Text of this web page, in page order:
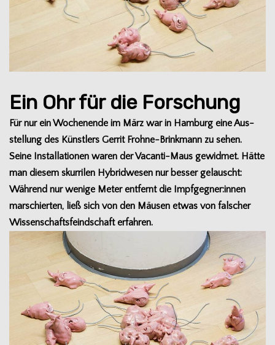
Ein Ohr für die Forschung
Für nur ein Wochen­ende im März war in Ham­burg eine Aus­
stel­lung des Künst­lers Ger­rit Frohne-Brinkmann zu sehen.
Seine Instal­la­tio­nen waren der Vacanti-Maus gewid­met. Hätte
man die­sem skur­ri­len Hybrid­we­sen nur bes­ser gelauscht:
Wäh­rend nur wenige Meter ent­fernt die Impfgegner:innen
mar­schier­ten, ließ sich von den Mäu­sen etwas von fal­scher
Wis­sen­schafts­feind­schaft erfahren.